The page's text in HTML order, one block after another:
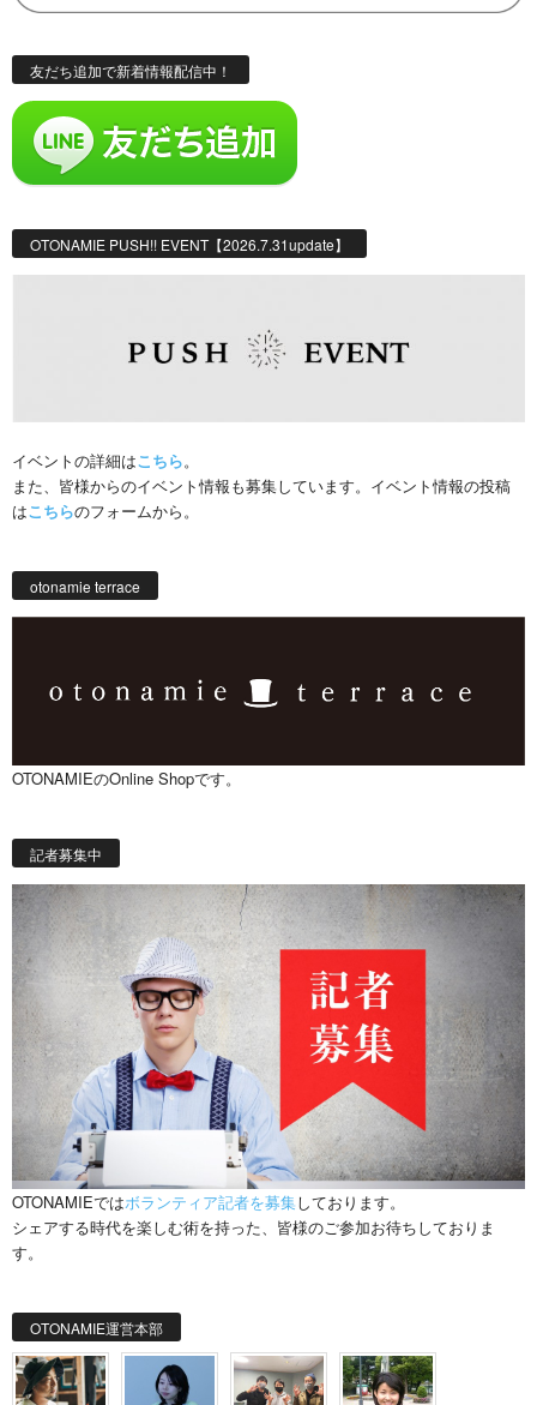
友だち追加で新着情報配信中！
OTONAMIE PUSH!! EVENT【2026.7.31update】
イベントの詳細はこちら。
また、皆様からのイベント情報も募集しています。イベント情報の投稿
はこちらのフォームから。
otonamie terrace
OTONAMIEのOnline Shopです。
記者募集中
OTONAMIEではボランティア記者を募集しております。
シェアする時代を楽しむ術を持った、皆様のご参加お待ちしておりま
す。
OTONAMIE運営本部